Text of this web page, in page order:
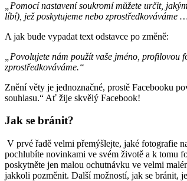
„Pomocí nastavení soukromí můžete určit,
líbí), jež poskytujeme nebo zprostředkováváme
A jak bude vypadat text odstavce po změně:
„Povolujete nám použít vaše jméno,
zprostředkováváme.“
Znění věty je jednoznačné, prostě Facebooku
souhlasu.“ Ať žije skvělý Facebook!
Jak se bránit?
V prvé řadě velmi přemýšlejte, jaké fotografie
pochlubíte novinkami ve svém životě a k tomu
poskytněte jen malou ochutnávku ve velmi
jakkoli pozměnit. Další možností, jak se bránit,